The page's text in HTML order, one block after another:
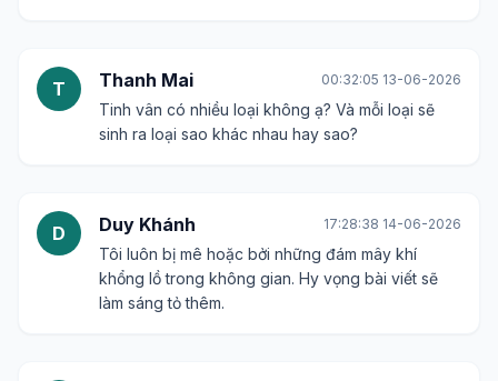
T Thanh Mai 00:32:05 13-06-2026
Tinh vân có nhiều loại không ạ? Và mỗi loại sẽ
sinh ra loại sao khác nhau hay sao?
D Duy Khánh 17:28:38 14-06-2026
Tôi luôn bị mê hoặc bởi những đám mây khí
khổng lồ trong không gian. Hy vọng bài viết sẽ
làm sáng tỏ thêm.